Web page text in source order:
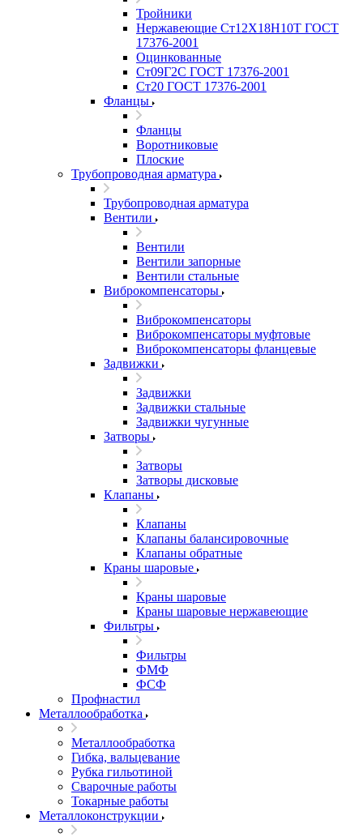
Тройники
Нержавеющие Ст12Х18Н10Т ГОСТ
17376-2001
Оцинкованные
Ст09Г2С ГОСТ 17376-2001
Ст20 ГОСТ 17376-2001
Фланцы
Фланцы
Воротниковые
Плоские
Трубопроводная арматура
Трубопроводная арматура
Вентили
Вентили
Вентили запорные
Вентили стальные
Виброкомпенсаторы
Виброкомпенсаторы
Виброкомпенсаторы муфтовые
Виброкомпенсаторы фланцевые
Задвижки
Задвижки
Задвижки стальные
Задвижки чугунные
Затворы
Затворы
Затворы дисковые
Клапаны
Клапаны
Клапаны балансировочные
Клапаны обратные
Краны шаровые
Краны шаровые
Краны шаровые нержавеющие
Фильтры
Фильтры
ФМФ
ФСФ
Профнастил
Металлообработка
Металлообработка
Гибка, вальцевание
Рубка гильотиной
Сварочные работы
Токарные работы
Металлоконструкции